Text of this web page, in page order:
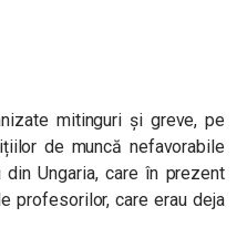
mitinguri și greve, pe
de muncă nefavorabile
Ungaria, care în prezent
profesorilor, care erau deja